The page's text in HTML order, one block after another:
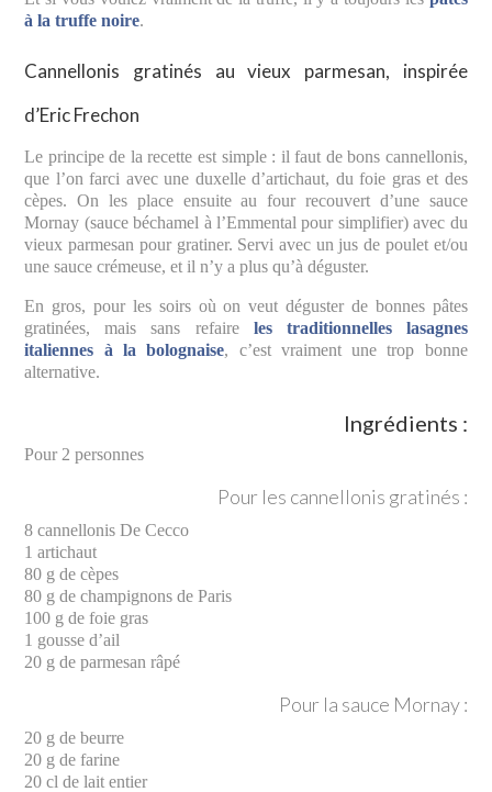
à la truffe noire.
Cannellonis gratinés au vieux parmesan, inspirée
d’Eric Frechon
Le principe de la recette est simple : il faut de bons cannellonis,
que l’on farci avec une duxelle d’artichaut, du foie gras et des
cèpes. On les place ensuite au four recouvert d’une sauce
Mornay (sauce béchamel à l’Emmental pour simplifier) avec du
vieux parmesan pour gratiner. Servi avec un jus de poulet et/ou
une sauce crémeuse, et il n’y a plus qu’à déguster.
En gros, pour les soirs où on veut déguster de bonnes pâtes
gratinées, mais sans refaire les traditionnelles lasagnes
italiennes à la bolognaise, c’est vraiment une trop bonne
alternative.
Ingrédients :
Pour 2 personnes
Pour les cannellonis gratinés :
8 cannellonis De Cecco
1 artichaut
80 g de cèpes
80 g de champignons de Paris
100 g de foie gras
1 gousse d’ail
20 g de parmesan râpé
Pour la sauce Mornay :
20 g de beurre
20 g de farine
20 cl de lait entier